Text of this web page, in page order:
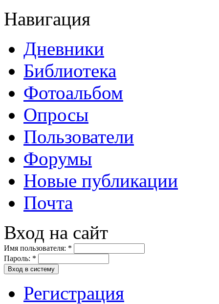
Навигация
Дневники
Библиотека
Фотоальбом
Опросы
Пользователи
Форумы
Новые публикации
Почта
Вход на сайт
Имя пользователя: *
Пароль: *
Вход в систему
Регистрация